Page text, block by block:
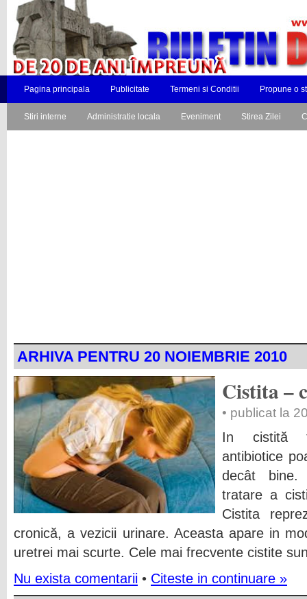
Pagina principala Publicitate Termeni si Conditii Propune o
Stiri interne Administratie locala Eveniment Stirea Zilei
ARHIVA PENTRU 20 NOIEMBRIE 2010
Cistita –
• publicat la
In cistită
antibiotice
decât
tratare a
Cistita
cronică, a vezicii urinare. Aceasta apare in
uretrei mai scurte. Cele mai frecvente cistite
Nu exista comentarii • Citeste in continuare »